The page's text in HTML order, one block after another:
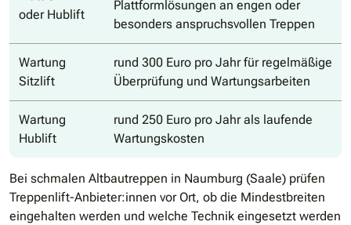
oder Hublift
Plattformlösungen an engen oder
besonders anspruchsvollen Treppen
Wartung
Sitzlift
rund 300 Euro pro Jahr für regelmäßige
Überprüfung und Wartungsarbeiten
Wartung
Hublift
rund 250 Euro pro Jahr als laufende
Wartungskosten
Bei schmalen Altbautreppen in Naumburg (Saale) prüfen
Treppenlift-Anbieter:innen vor Ort, ob die Mindestbreiten
eingehalten werden und welche Technik eingesetzt werden